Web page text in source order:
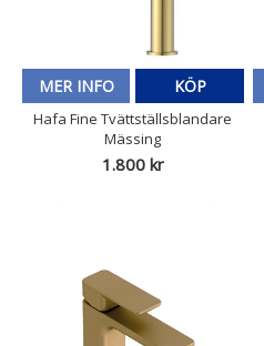
MER INFO KÖP
Hafa Fine Tvättställsblandare
Mässing
1.800 kr